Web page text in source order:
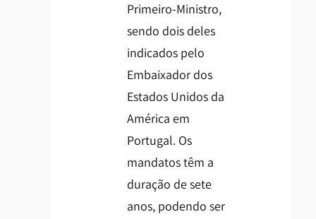
Primeiro-Ministro,
sendo dois deles
indicados pelo
Embaixador dos
Estados Unidos da
América em
Portugal. Os
mandatos têm a
duração de sete
anos, podendo ser